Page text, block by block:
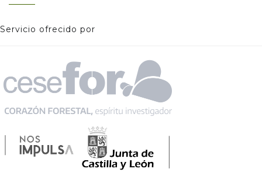
Servicio ofrecido por